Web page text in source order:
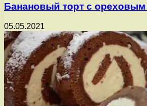
Банановый торт с
05.05.2021